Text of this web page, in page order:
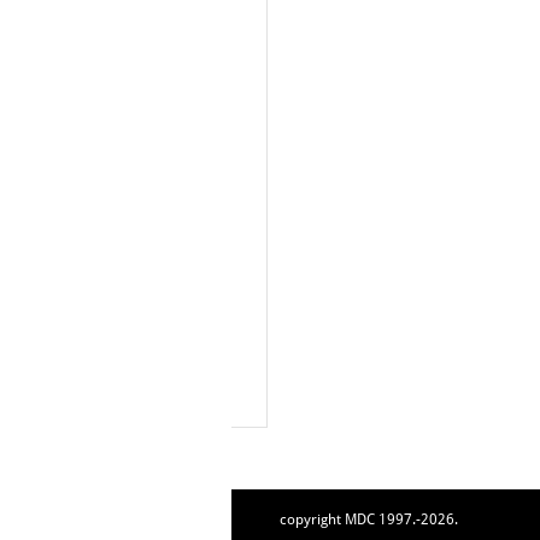
copyright MDC 1997.-2026.